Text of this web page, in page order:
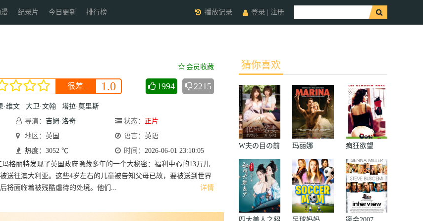
纪录片 今日更新 排行榜 登录 注册
播放记录
会员收藏
很差 1.0 1994 2215
·维文 大卫·文翰
塔拉·莫里斯
导演： 吉姆·洛奇 状态：
正片
地区： 英国 语言： 英语
热度：3052 ℃ 时间： 2026-06-01 23:10:05
详情
格丽特发现了英国政府隐藏多年的一个大秘密：福利中心的13万儿
送往澳大利亚。这些4岁左右的儿童被告知父母已故，要被送到世界
将面临着被残酷虐待的处境。他们...
猜你喜欢
W夫の目の前
で犯された若
妻
玛丽娜 疯狂欲望